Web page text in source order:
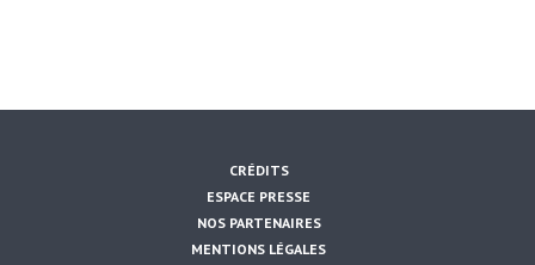
CRÉDITS
ESPACE PRESSE
NOS PARTENAIRES
MENTIONS LÉGALES